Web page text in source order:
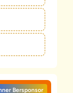
Bersponsor